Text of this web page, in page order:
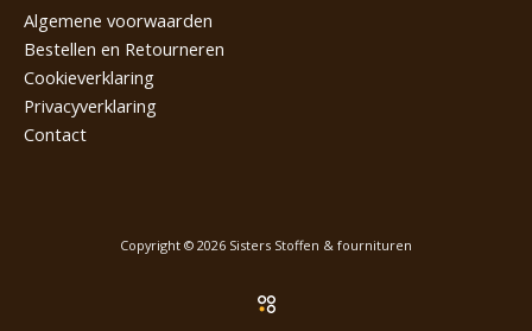
Algemene voorwaarden
Bestellen en Retourneren
Cookieverklaring
Privacyverklaring
Contact
Copyright © 2026 Sisters Stoffen & fournituren